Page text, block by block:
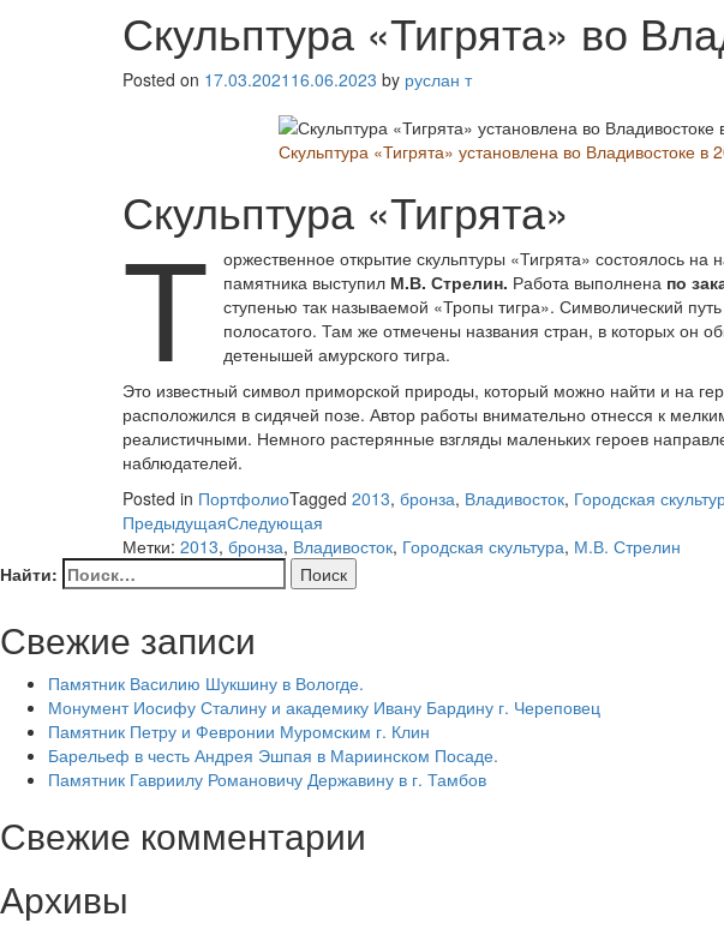
Скульптура «Тигрята» во
Posted on 17.03.2021 16.06.2023 by руслан т
Скульптура «Тигрята» установлена во Владивостоке
Скульптура «Тигрята»
Т оржественное открытие скульптуры «Тигрята» состоялось
памятника выступил М.В. Стрелин. Работа выполнена по
ступенью так называемой «Тропы тигра». Символический
полосатого. Там же отмечены названия стран, в которых он
детенышей амурского тигра.
Это известный символ приморской природы, который можно найти и на
расположился в сидячей позе. Автор работы внимательно отнесся к
реалистичными. Немного растерянные взгляды маленьких героев
наблюдателей.
Posted in ПортфолиоTagged 2013, бронза, Владивосток, Городская
ПредыдущаяСледующая
Метки: 2013, бронза, Владивосток, Городская скультура, М.В. Стрелин
Найти:
Свежие записи
Памятник Василию Шукшину в Вологде.
Монумент Иосифу Сталину и академику Ивану Бардину г. Череповец
Памятник Петру и Февронии Муромским г. Клин
Барельеф в честь Андрея Эшпая в Мариинском Посаде.
Памятник Гавриилу Романовичу Державину в г. Тамбов
Свежие комментарии
Архивы